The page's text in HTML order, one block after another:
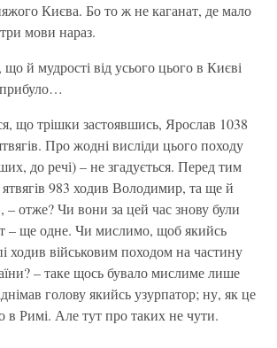
Києва. Бо то ж не каганат, де мало
мови нараз.
й мудрості від усього цього в Києві
прибуло…
що трішки застоявшись, Ярослав 1038
Про жодні висліди цього походу
до речі) – не згадується. Перед тим
983 ходив Володимир, та ще й
– отже? Чи вони за цей час знову були
– ще одне. Чи мислимо, щоб якийсь
ходив військовим походом на частину
– таке щось бувало мислиме лише
голову якийсь узурпатор; ну, як це
в Римі. Але тут про таких не чути.